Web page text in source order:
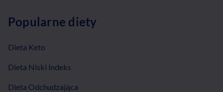
Popularne diety
Dieta Keto
Dieta Niski Indeks
Dieta Odchudzająca